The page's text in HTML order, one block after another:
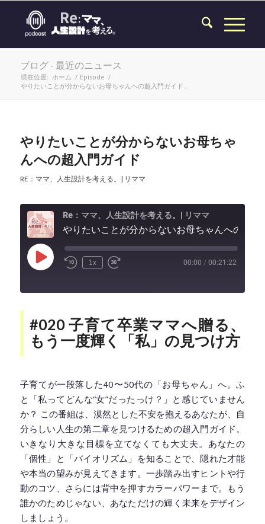
ブログ - 最近のニュース
現在位置: ホーム / Episode /
やりたいことが分からないお母ちゃんへの超入門ガイド...
やりたいことが分からないお母ちゃ
んへの超入門ガイド
RE：ママ、人生設計を考える。| リママ
Re：ママ、人生設計を考える。| リママ
Play
Episode
1x 00:00 / 00:21:22
#020 子育て卒業ママへ贈る、
もう一度輝く「私」の見つけ方
子育てが一段落した40〜50代の「お母ちゃん」へ。ふ
と「私ってどんな“女”だったっけ？」と感じていません
か？ この番組は、漠然とした不安を抱えるあなたが、自
分らしい人生の第二章を見つけるための超入門ガイド。
いきなり大きな目標を立てなくても大丈夫。あなたの
「個性」と「バイオリズム」を知ることで、隠れた才能
や本当の望みが見えてきます。一歩踏み出すヒントや行
動のコツ、さらには背中を押すカラーパワーまで。もう
誰かのためじゃない、あなただけの輝く未来をデザイン
しましょう。